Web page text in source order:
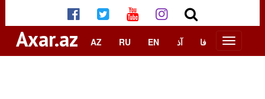
Axar.az AZ RU EN آذ فا